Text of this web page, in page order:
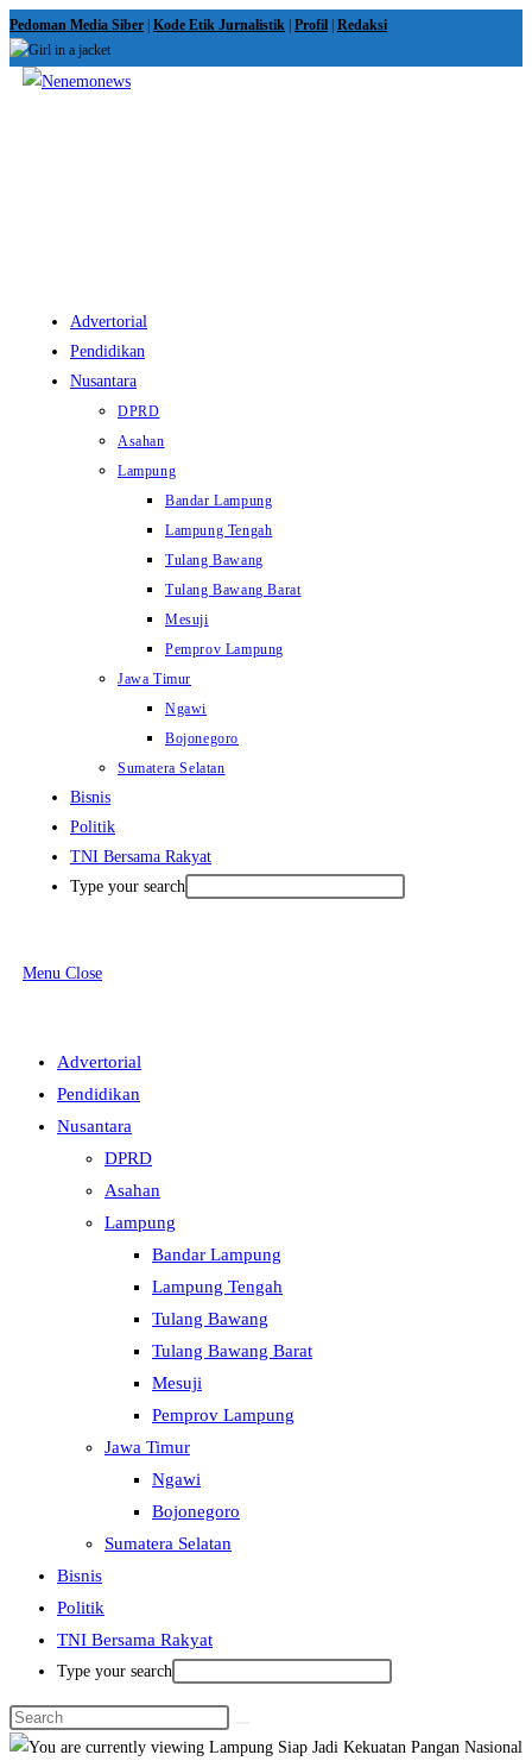
Skip
to
content
Pedoman Media Siber Kode Etik Jurnalistik Profil Redaksi
Advertorial
Pendidikan
Nusantara
DPRD
Asahan
Lampung
Bandar Lampung
Lampung Tengah
Tulang Bawang
Tulang Bawang Barat
Mesuji
Pemprov Lampung
Jawa Timur
Ngawi
Bojonegoro
Sumatera Selatan
Bisnis
Politik
TNI Bersama Rakyat
Type your search
Menu Close
Advertorial
Pendidikan
Nusantara
DPRD
Asahan
Lampung
Bandar Lampung
Lampung Tengah
Tulang Bawang
Tulang Bawang Barat
Mesuji
Pemprov Lampung
Jawa Timur
Ngawi
Bojonegoro
Sumatera Selatan
Bisnis
Politik
TNI Bersama Rakyat
Type your search